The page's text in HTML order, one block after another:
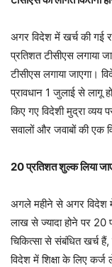
अगर विदेश में खर्च की गई
प्रतिशत टीसीएस लगाया
टीसीएस लगाया जाएगा।
प्रावधान 1 जुलाई से लागू
किए गए विदेशी मुद्रा
सवालों और जवाबों की एक
20 प्रतिशत शुल्क लिया
अगले महीने से अगर विदेश
लाख से ज्यादा होने पर 20
चिकित्सा से संबंधित खर्च
विदेश में शिक्षा के लिए